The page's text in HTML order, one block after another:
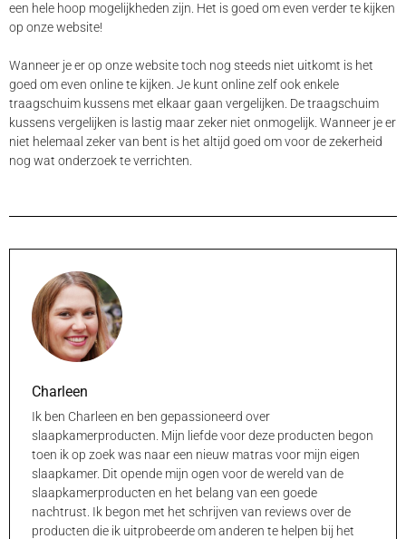
een hele hoop mogelijkheden zijn. Het is goed om even verder te kijken
op onze website!
Wanneer je er op onze website toch nog steeds niet uitkomt is het
goed om even online te kijken. Je kunt online zelf ook enkele
traagschuim kussens met elkaar gaan vergelijken. De traagschuim
kussens vergelijken is lastig maar zeker niet onmogelijk. Wanneer je er
niet helemaal zeker van bent is het altijd goed om voor de zekerheid
nog wat onderzoek te verrichten.
Charleen
Ik ben Charleen en ben gepassioneerd over
slaapkamerproducten. Mijn liefde voor deze producten begon
toen ik op zoek was naar een nieuw matras voor mijn eigen
slaapkamer. Dit opende mijn ogen voor de wereld van de
slaapkamerproducten en het belang van een goede
nachtrust. Ik begon met het schrijven van reviews over de
producten die ik uitprobeerde om anderen te helpen bij het